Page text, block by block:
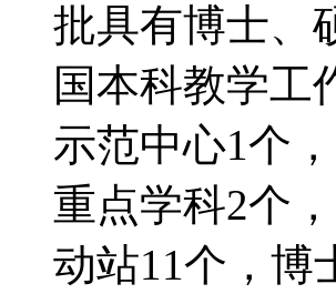
批具有博士
国本科教学工
示范中心1个
重点学科2个
动站11个，博